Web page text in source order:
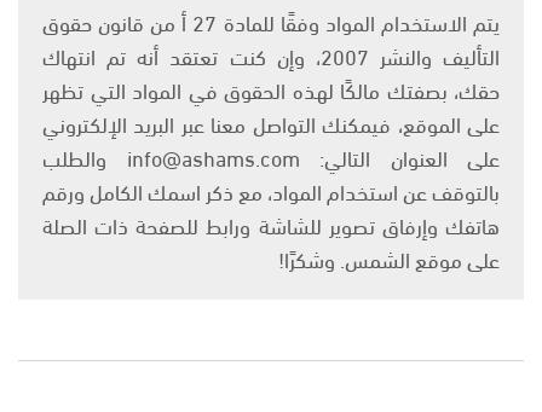
يتم الاستخدام المواد وفقًا للمادة 27 أ من قانون حقوق
التأليف والنشر 2007، وإن كنت تعتقد أنه تم انتهاك
حقك، بصفتك مالكًا لهذه الحقوق في المواد التي تظهر
على الموقع، فيمكنك التواصل معنا عبر البريد الإلكتروني
على العنوان التالي: info@ashams.com والطلب
بالتوقف عن استخدام المواد، مع ذكر اسمك الكامل ورقم
هاتفك وإرفاق تصوير للشاشة ورابط للصفحة ذات الصلة
على موقع الشمس. وشكرًا!